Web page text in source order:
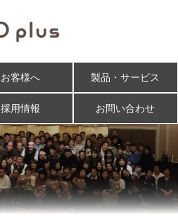
お客様へ 製品・サービス
採用情報 お問い合わせ